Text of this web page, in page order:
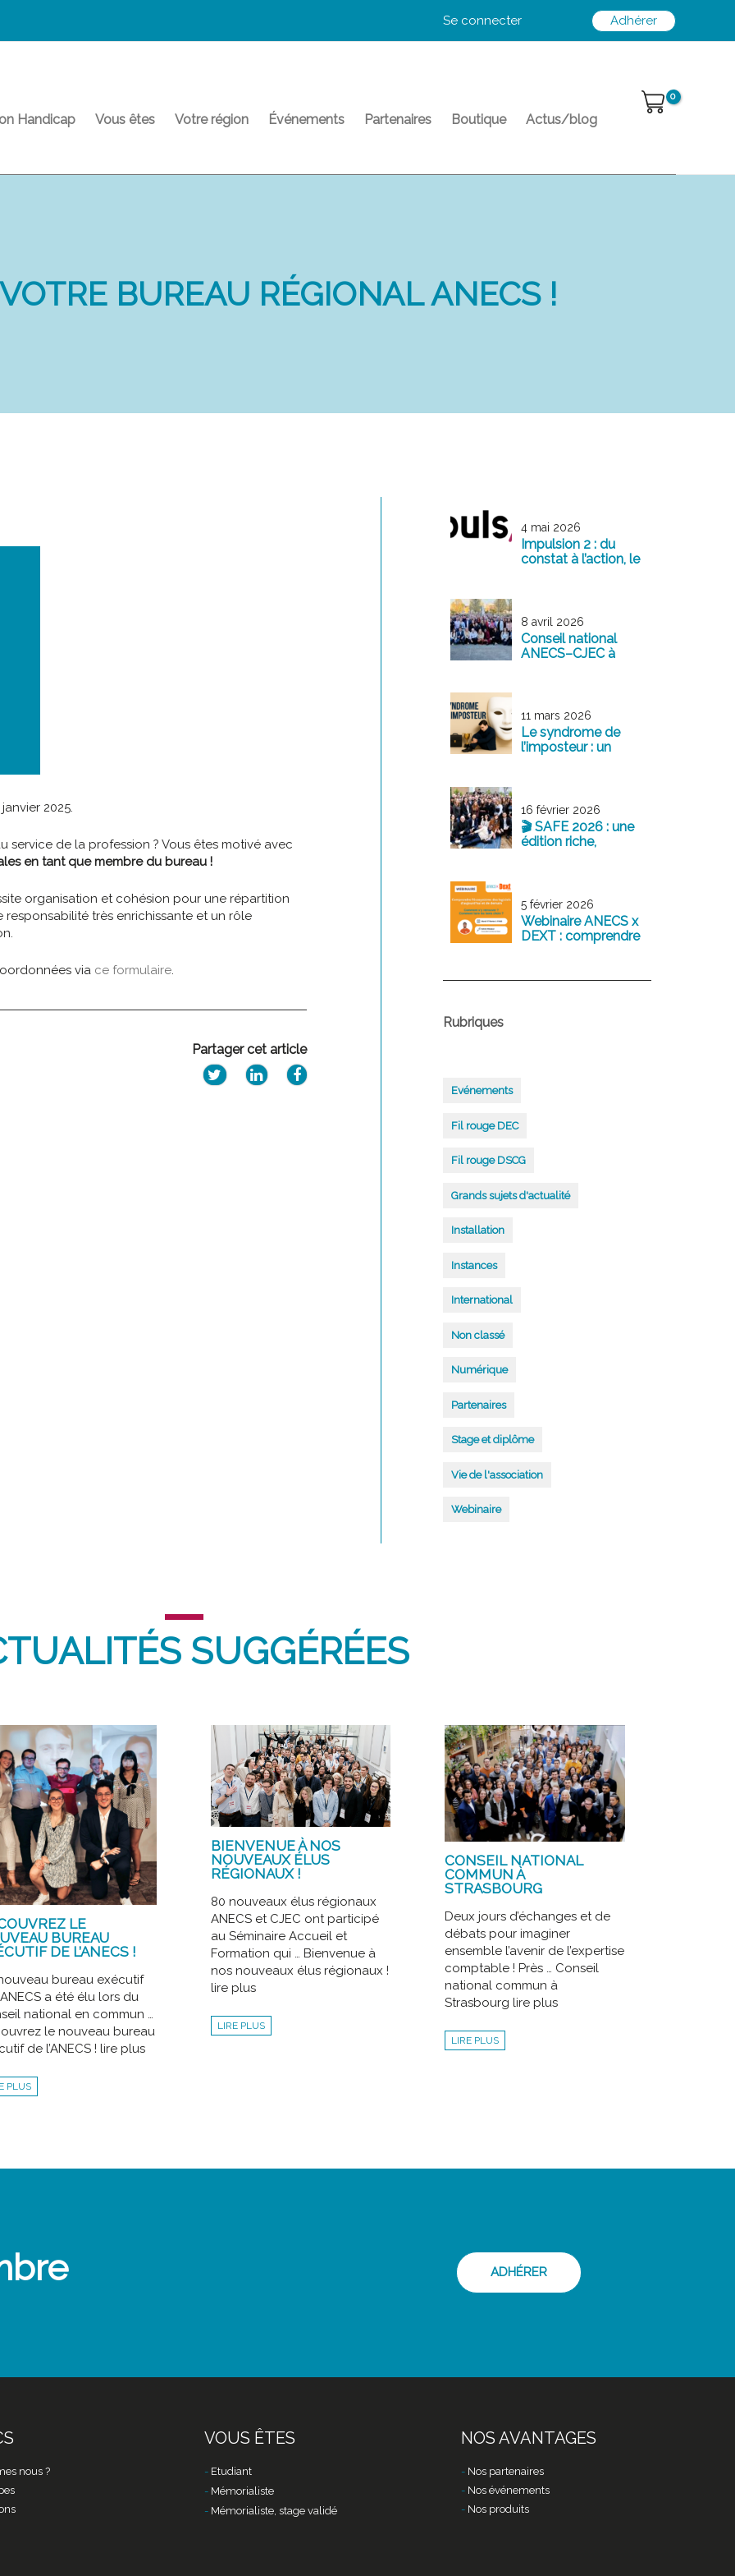
Se connecter Adhérer
Handicap Vous êtes Votre région Événements Partenaires Boutique Actus/blog
BUREAU RÉGIONAL ANECS !
2025.
service de la profession ? Vous êtes motivé avec
en tant que membre du bureau !
organisation et cohésion pour une répartition
responsabilité très enrichissante et un rôle
via ce formulaire.
Partager cet article
4 mai 2026
Impulsion 2 : du
constat à l’action, le
8 avril 2026
Conseil national
ANECS–CJEC à
service de la
profession
11 mars 2026
Le syndrome de
l’imposteur : un
16 février 2026
🎬 SAFE 2026 : une
édition riche,
5 février 2026
Webinaire ANECS x
DEXT : comprendre
comptables
Rubriques
Evénements
Fil rouge DEC
Fil rouge DSCG
Grands sujets d'actualité
Installation
Instances
International
Non classé
Numérique
Partenaires
Stage et diplôme
Vie de l'association
Webinaire
SUGGÉRÉES
LE
BUREAU
DE L’ANECS !
bureau exécutif
a été élu lors du
national en commun …
le nouveau bureau
de l’ANECS ! lire plus
PLUS
BIENVENUE À NOS
NOUVEAUX ÉLUS
RÉGIONAUX !
80 nouveaux élus régionaux
ANECS et CJEC ont participé
au Séminaire Accueil et
Formation qui … Bienvenue à
nos nouveaux élus régionaux !
lire plus
LIRE PLUS
CONSEIL NATIONAL
COMMUN À
STRASBOURG
Deux jours d’échanges et de
débats pour imaginer
ensemble l’avenir de l’expertise
comptable ! Près … Conseil
national commun à
Strasbourg lire plus
LIRE PLUS
ADHÉRER
nous ?
VOUS ÊTES
Etudiant
Mémorialiste
Mémorialiste, stage validé
NOS AVANTAGES
Nos partenaires
Nos événements
Nos produits